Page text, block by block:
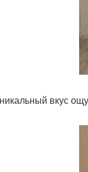
вкус